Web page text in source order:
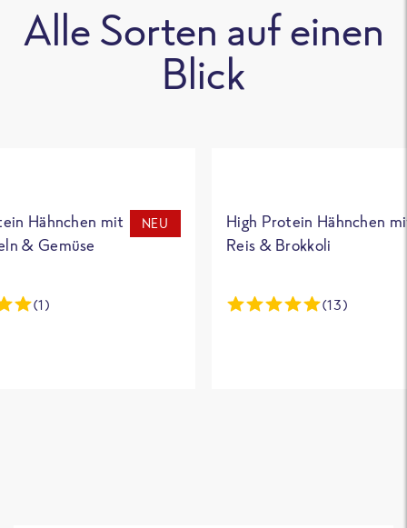
Alle Sorten auf einen
Blick
Hähnchen mit
& Gemüse
NEU
(1)
High Protein Hähnchen
Reis & Brokkoli
(13)